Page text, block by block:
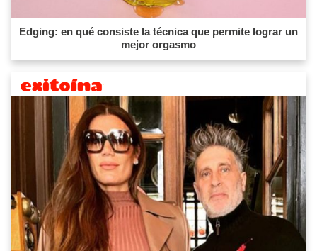
Edging: en qué consiste la técnica que permite lograr un
mejor orgasmo